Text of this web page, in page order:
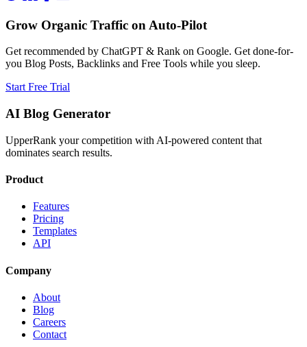
Grow Organic Traffic on Auto-Pilot
Get recommended by ChatGPT & Rank on Google. Get done-for-
you Blog Posts, Backlinks and Free Tools while you sleep.
Start Free Trial
AI Blog Generator
UpperRank your competition with AI-powered content that
dominates search results.
Product
Features
Pricing
Templates
API
Company
About
Blog
Careers
Contact